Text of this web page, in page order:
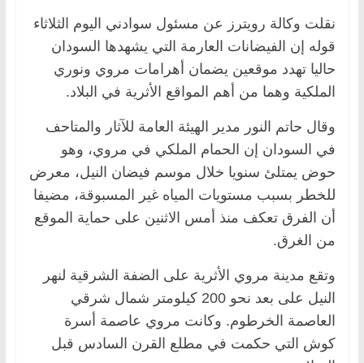
نقلت وكالة رويترز عن مسئول سوادني اليوم الثلاثاء
قوله إن الفيضانات العارمة التي يشهدها السودان
حاليا تهدد موقعين يضمان أهرامات مروي ونوري
الملكية وهما من أهم المواقع الأثرية في البلاد.
وقال حاتم النور مدير الهيئة العامة للآثار والمتاحف
في السودان إن الحمام الملكي في مروي، وهو
حوض يمتلئ سنويا خلال موسم فيضان النيل، معرض
للخطر بسبب مستويات المياه غير المسبوقة، مضيفا
أن الفرق تعكف منذ أمس الاثنين على حماية الموقع
من الغرق.
وتقع مدينة مروي الأثرية على الضفة الشرقية لنهر
النيل على بعد نحو 200 كيلومتر شمال شرقي
العاصمة الخرطوم. وكانت مروي عاصمة أسرة
كوش التي حكمت في مطلع القرن السادس قبل